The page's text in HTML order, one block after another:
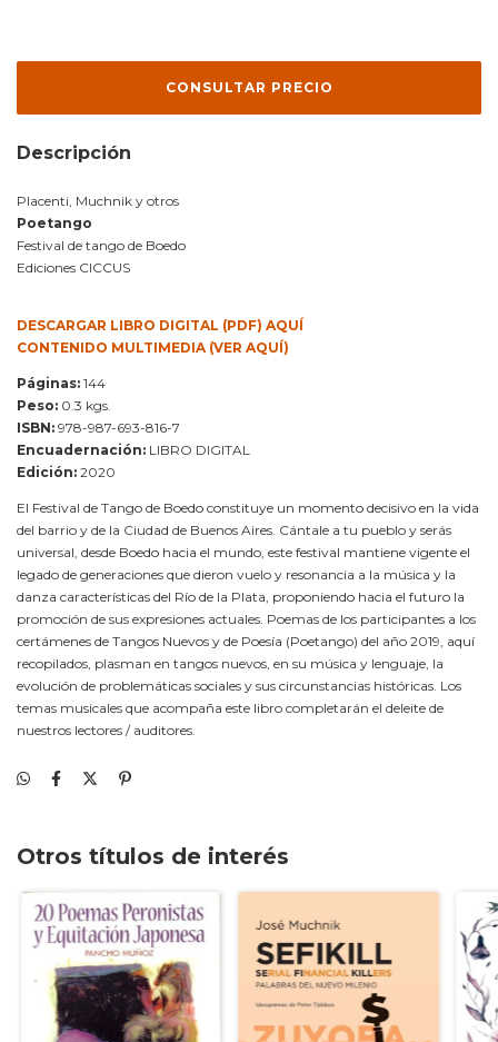
Descripción
Placenti, Muchnik y otros
Poetango
Festival de tango de Boedo
Ediciones CICCUS
DESCARGAR LIBRO DIGITAL (PDF) AQUÍ
CONTENIDO MULTIMEDIA (VER AQUÍ)
Páginas: 144
Peso: 0.3 kgs.
ISBN: 978-987-693-816-7
Encuadernación: LIBRO DIGITAL
Edición: 2020
El Festival de Tango de Boedo constituye un momento decisivo en la vida
del barrio y de la Ciudad de Buenos Aires. Cántale a tu pueblo y serás
universal, desde Boedo hacia el mundo, este festival mantiene vigente el
legado de generaciones que dieron vuelo y resonancia a la música y la
danza características del Río de la Plata, proponiendo hacia el futuro la
promoción de sus expresiones actuales. Poemas de los participantes a los
certámenes de Tangos Nuevos y de Poesía (Poetango) del año 2019, aquí
recopilados, plasman en tangos nuevos, en su música y lenguaje, la
evolución de problemáticas sociales y sus circunstancias históricas. Los
temas musicales que acompaña este libro completarán el deleite de
nuestros lectores / auditores.
Otros títulos de interés